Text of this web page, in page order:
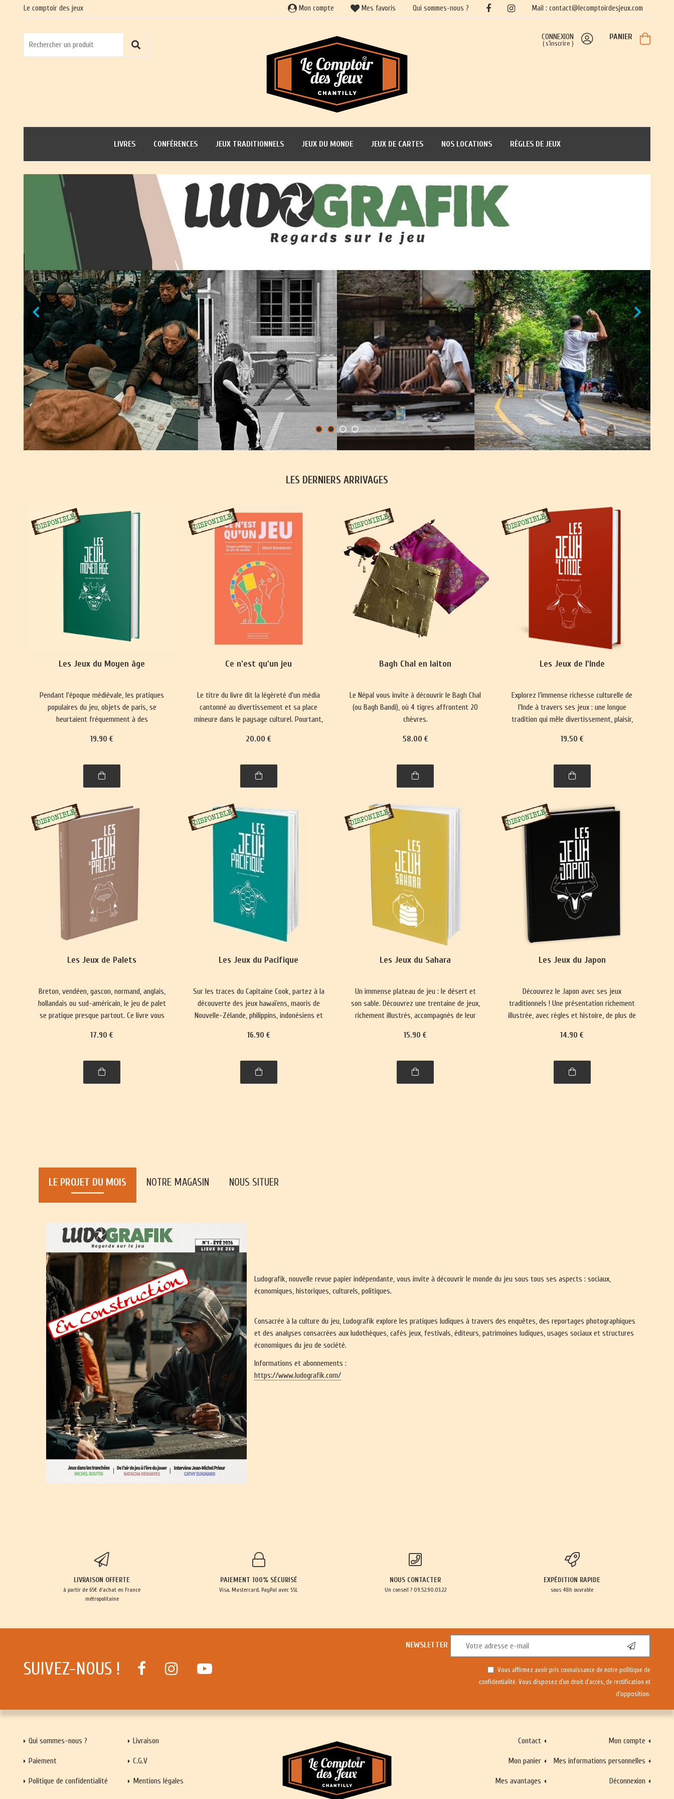
Le comptoir des jeux
CONNEXION
(s'inscrire )
PANIER
LIVRES CONFÉRENCES JEUX TRADITIONNELS JEUX DU MONDE JEUX DE CARTES NOS LOCATIONS RÈGLES DE JEUX
LES DERNIERS ARRIVAGES
Les Jeux du Moyen âge
Pendant l'époque médiévale, les pratiques
populaires du jeu, objets de paris, se
heurtaient fréquemment à des
complexes ont émergé, prisés par les
19.90 €
Ce n'est qu'un jeu
Le titre du livre dit la légèreté d'un média
cantonné au divertissement et sa place
mineure dans le paysage culturel. Pourtant,
et renforce les normes sociales depuis
20.00 €
Bagh Chal en laiton
Le Népal vous invite à découvrir le Bagh Chal
(ou Bagh Bandi), où 4 tigres affrontent 20
chèvres.
58.00 €
Les Jeux de l'Inde
Explorez l’immense richesse culturelle de
l'Inde à travers ses jeux : une longue
tradition qui mêle divertissement, plaisir,
voyage captivant dans l’histoire, entre
19.50 €
Les Jeux de Palets
Breton, vendéen, gascon, normand, anglais,
hollandais ou sud-américain, le jeu de palet
se pratique presque partout. Ce livre vous
ses variantes, parfois quelque peu
17.90 €
Les Jeux du Pacifique
Sur les traces du Capitaine Cook, partez à la
découverte des jeux hawaïens, maoris de
Nouvelle-Zélande, philippins, indonésiens et
16.90 €
Les Jeux du Sahara
Un immense plateau de jeu : le désert et
son sable. Découvrez une trentaine de jeux,
richement illustrés, accompagnés de leur
15.90 €
Les Jeux du Japon
Découvrez le Japon avec ses jeux
traditionnels ! Une présentation richement
illustrée, avec règles et histoire, de plus de
jeux d'enfants et jeux d'adresse.
14.90 €
LE PROJET DU MOIS NOTRE MAGASIN NOUS SITUER
Ludografik, nouvelle revue papier indépendante, vous invite à découvrir le monde du jeu sous tous ses aspects : sociaux,
économiques, historiques, culturels, politiques.
Consacrée à la culture du jeu, Ludografik explore les pratiques ludiques à travers des enquêtes, des reportages photographiques
et des analyses consacrées aux ludothèques, cafés jeux, festivals, éditeurs, patrimoines ludiques, usages sociaux et structures
économiques du jeu de société.
Informations et abonnements :
https://www.ludografik.com/
Mon compte Mes favoris Qui sommes-nous ? Mail : contact@lecomptoirdesjeux.com
LIVRAISON OFFERTE
à partir de 65€ d'achat en France
métropolitaine
PAIEMENT 100% SÉCURISÉ
Visa, Mastercard, PayPal avec SSL
NOUS CONTACTER
Un conseil ? 09.52.90.03.22
EXPÉDITION RAPIDE
sous 48h ouvrable
SUIVEZ-NOUS !
NEWSLETTER
Vous affirmez avoir pris connaissance de notre politique de
confidentialité. Vous disposez d'un droit d'accès, de rectification et
d'opposition.
Qui sommes-nous ? Livraison
Paiement C.G.V
Politique de confidentialité Mentions légales
Contact Mon compte
Mon panier Mes informations personnelles
Mes avantages Déconnexion